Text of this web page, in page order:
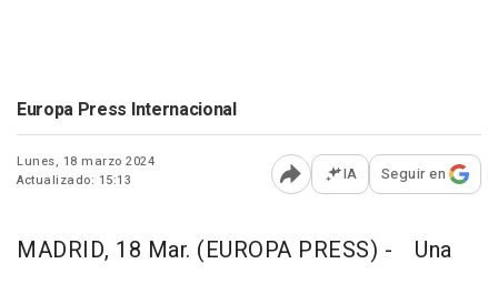
Europa Press Internacional
Lunes, 18 marzo 2024
Actualizado: 15:13
Abrir opciones para
IA Seguir en
MADRID, 18 Mar. (EUROPA PRESS) -
Una